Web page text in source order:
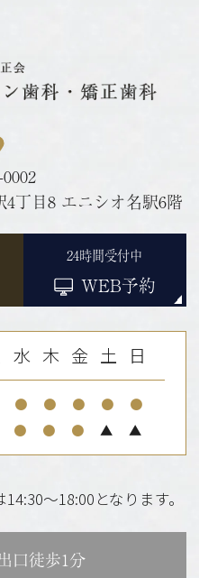
丁目8 エニシオ名駅6階
24時間受付中
WEB予約
水 木 金 土 日
● ● ● ● ●
● ● ● ▲ ▲
～18:00となります。
口徒歩1分